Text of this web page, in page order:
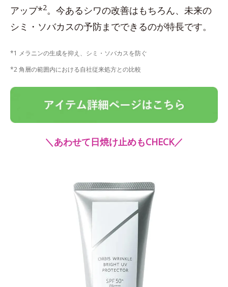
アップ*2。今あるシワの改善はもちろん、未来の
シミ・ソバカスの予防までできるのが特長です。
*1 メラニンの生成を抑え、シミ・ソバカスを防ぐ
*2 角層の範囲内における自社従来処方との比較
＼あわせて日焼け止めもCHECK／